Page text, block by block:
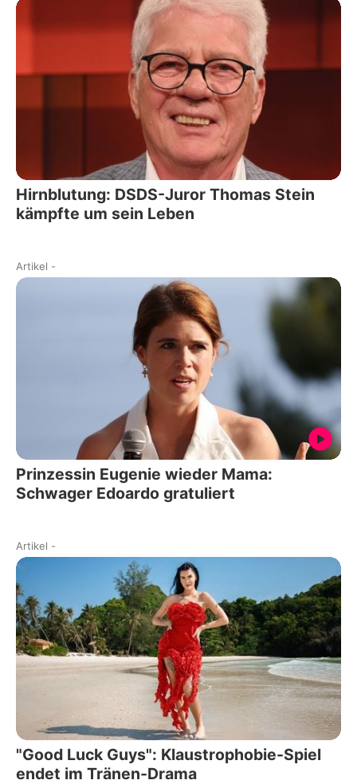
Hirnblutung: DSDS-Juror Thomas Stein
kämpfte um sein Leben
Artikel -
Prinzessin Eugenie wieder Mama:
Schwager Edoardo gratuliert
Artikel -
"Good Luck Guys": Klaustrophobie-Spiel
endet im Tränen-Drama